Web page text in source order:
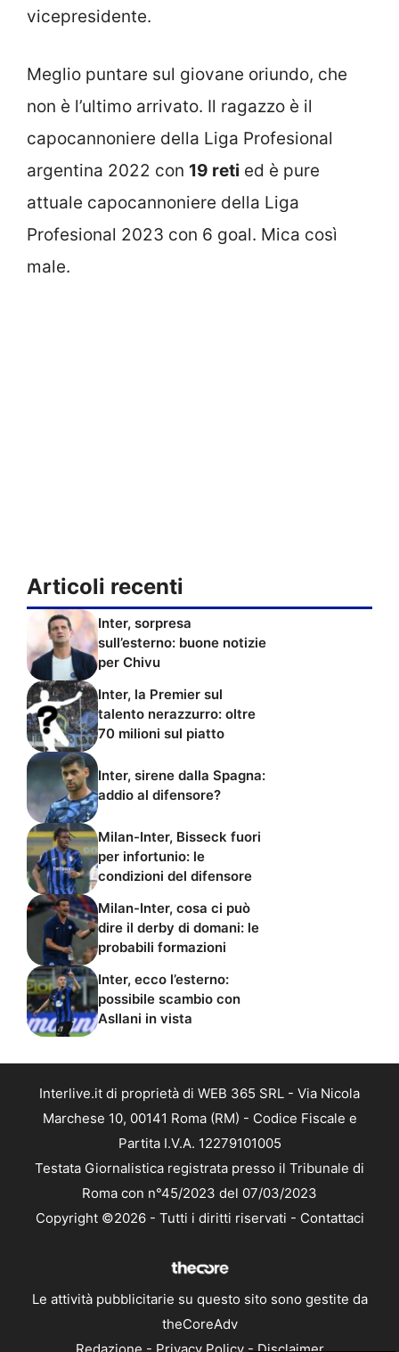
vicepresidente.
Meglio puntare sul giovane oriundo, che
non è l’ultimo arrivato. Il ragazzo è il
capocannoniere della Liga Profesional
argentina 2022 con 19 reti ed è pure
attuale capocannoniere della Liga
Profesional 2023 con 6 goal. Mica così
male.
Articoli recenti
Inter, sorpresa
sull’esterno: buone notizie
per Chivu
Inter, la Premier sul
talento nerazzurro: oltre
70 milioni sul piatto
Inter, sirene dalla Spagna:
addio al difensore?
Milan-Inter, Bisseck fuori
per infortunio: le
condizioni del difensore
Milan-Inter, cosa ci può
dire il derby di domani: le
probabili formazioni
Inter, ecco l’esterno:
possibile scambio con
Asllani in vista
Interlive.it di proprietà di WEB 365 SRL - Via Nicola
Marchese 10, 00141 Roma (RM) - Codice Fiscale e
Partita I.V.A. 12279101005
Testata Giornalistica registrata presso il Tribunale di
Roma con n°45/2023 del 07/03/2023
Copyright ©2026 - Tutti i diritti riservati - Contattaci
Le attività pubblicitarie su questo sito sono gestite da
theCoreAdv